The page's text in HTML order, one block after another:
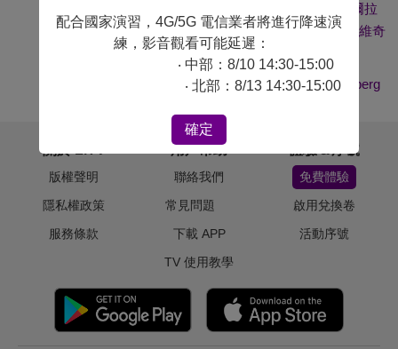
喬爾拉
貝爾 Joel Labelle 、保羅波帕維奇
Paul Popowich
導演：史帝芬薛伯格 Steven Shainberg
關於 LiTV
版權聲明
隱私權政策
服務條款
用戶幫助
聯絡我們
常見問題
下載 APP
TV 使用教學
體驗＆序號
免費體驗
啟用兌換卷
活動序號
配合國家演習，4G/5G 電信業者將進行降速演
練，影音觀看可能延遲：
‧ 中部：8/10 14:30-15:00
‧ 北部：8/13 14:30-15:00
確定